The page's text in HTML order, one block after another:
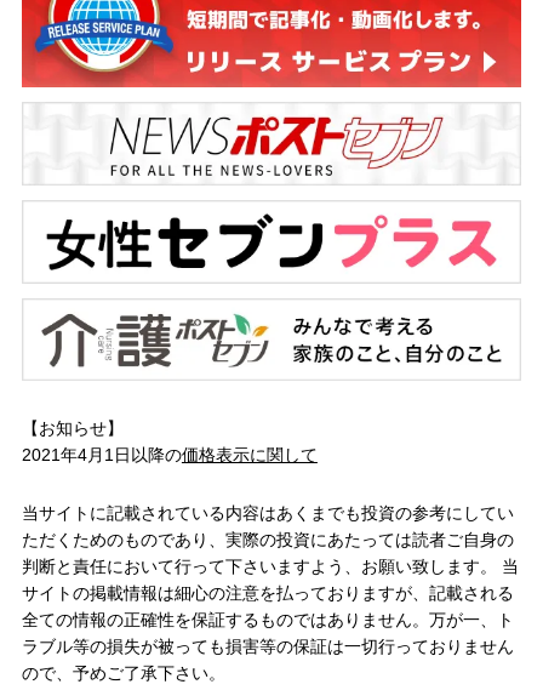
【お知らせ】
2021年4月1日以降の価格表示に関して
当サイトに記載されている内容はあくまでも投資の参考にしてい
ただくためのものであり、実際の投資にあたっては読者ご自身の
判断と責任において行って下さいますよう、お願い致します。 当
サイトの掲載情報は細心の注意を払っておりますが、記載される
全ての情報の正確性を保証するものではありません。万が一、ト
ラブル等の損失が被っても損害等の保証は一切行っておりません
ので、予めご了承下さい。